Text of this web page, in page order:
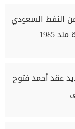
من النفط السعودي
1985
عقد أحمد فتوح